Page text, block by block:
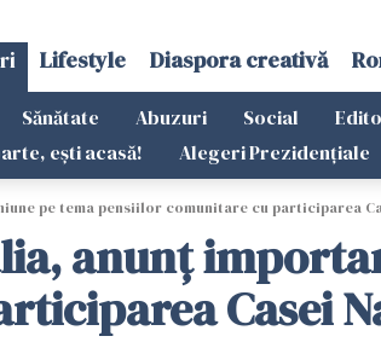
Lifestyle Diaspora creativă
Sănătate Abuzuri Social
ești acasă! Alegeri Prezidențiale
pe tema pensiilor comunitare cu participarea
anunț
Casei